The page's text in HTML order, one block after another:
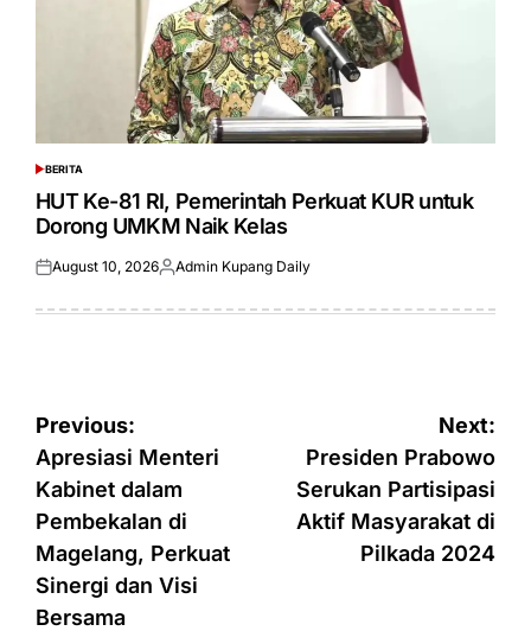
POSTED
IN
BERITA
HUT Ke-81 RI, Pemerintah Perkuat KUR untuk
Dorong UMKM Naik Kelas
Posted
August 10, 2026Posted
Admin Kupang Daily
Post
navigation
Previous:
Apresiasi Menteri
Kabinet dalam
Pembekalan di
Magelang, Perkuat
Sinergi dan Visi
Bersama
Next:
Presiden Prabowo
Serukan Partisipasi
Aktif Masyarakat di
Pilkada 2024